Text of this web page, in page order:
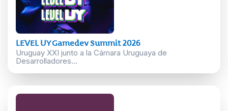
LEVEL UY Gamedev Summit 2026
Uruguay XXI junto a la Cámara Uruguaya de
Desarrolladores...